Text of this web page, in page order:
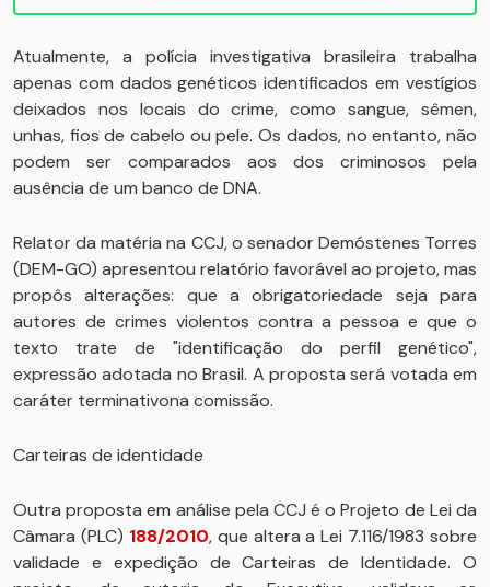
Atualmente, a polícia investigativa brasileira trabalha
apenas com dados genéticos identificados em vestígios
deixados nos locais do crime, como sangue, sêmen,
unhas, fios de cabelo ou pele. Os dados, no entanto, não
podem ser comparados aos dos criminosos pela
ausência de um banco de DNA.
Relator da matéria na CCJ, o senador Demóstenes Torres
(DEM-GO) apresentou relatório favorável ao projeto, mas
propôs alterações: que a obrigatoriedade seja para
autores de crimes violentos contra a pessoa e que o
texto trate de "identificação do perfil genético",
expressão adotada no Brasil. A proposta será votada em
caráter terminativona comissão.
Carteiras de identidade
Outra proposta em análise pela CCJ é o Projeto de Lei da
Câmara (PLC) 188/2010, que altera a Lei 7.116/1983 sobre
validade e expedição de Carteiras de Identidade. O